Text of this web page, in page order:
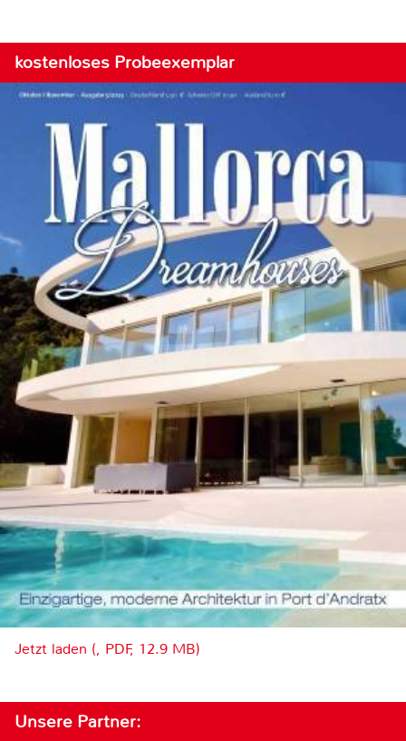
kostenloses Probeexemplar
Jetzt laden (, PDF, 12.9 MB)
Unsere Partner: